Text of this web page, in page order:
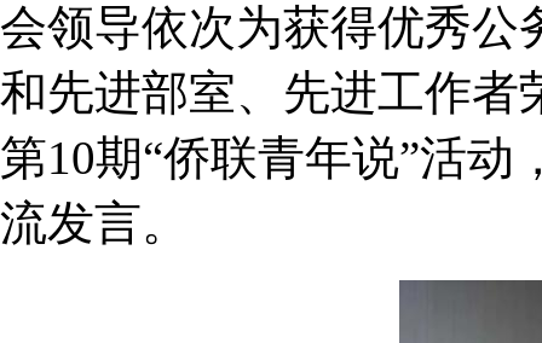
会领导依次为获得优秀公
和先进部室、先进工作者
第10期“侨联青年说”活
流发言。